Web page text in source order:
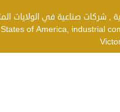
States of America, industrial